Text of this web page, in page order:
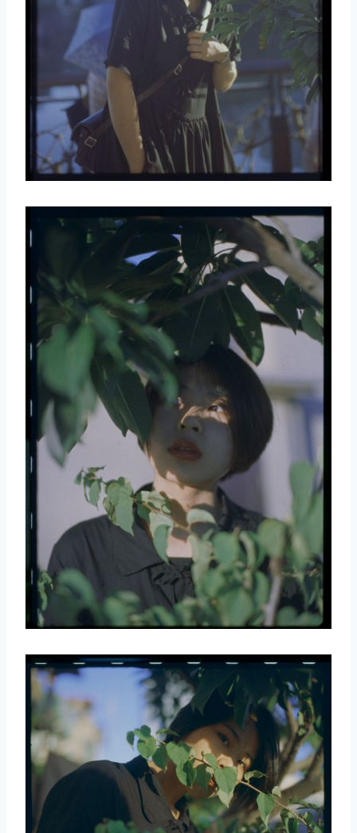
取消 搜索